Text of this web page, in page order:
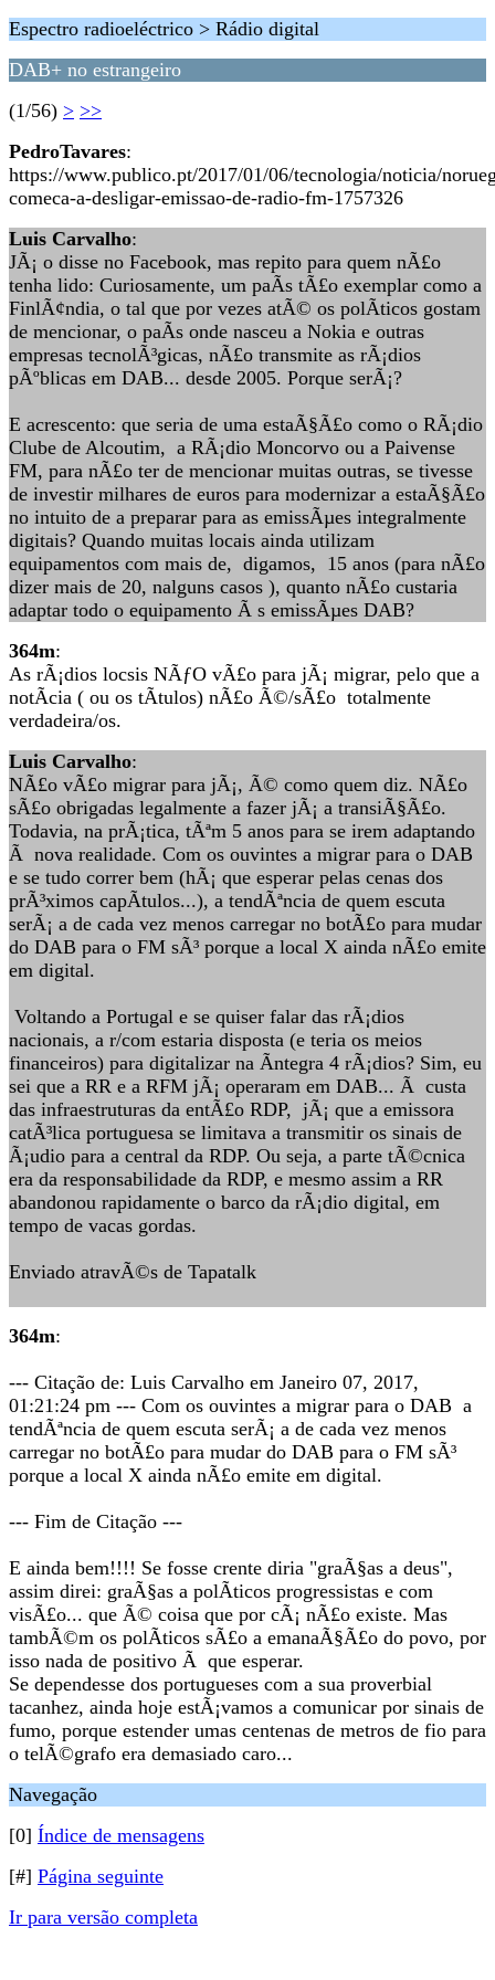
Espectro radioeléctrico > Rádio digital
DAB+ no estrangeiro
(1/56) > >>
PedroTavares:
https://www.publico.pt/2017/01/06/tecnologia/noticia/
comeca-a-desligar-emissao-de-radio-fm-1757326
Luis Carvalho:
JÃ¡ o disse no Facebook, mas repito para quem nÃ£o
tenha lido: Curiosamente, um paÃ­s tÃ£o exemplar como a
FinlÃ¢ndia, o tal que por vezes atÃ© os polÃ­ticos gostam
de mencionar, o paÃ­s onde nasceu a Nokia e outras
empresas tecnolÃ³gicas, nÃ£o transmite as rÃ¡dios
pÃºblicas em DAB... desde 2005. Porque serÃ¡?
E acrescento: que seria de uma estaÃ§Ã£o como o RÃ¡dio
Clube de Alcoutim, a RÃ¡dio Moncorvo ou a Paivense
FM, para nÃ£o ter de mencionar muitas outras, se tivesse
de investir milhares de euros para modernizar a estaÃ§Ã£o
no intuito de a preparar para as emissÃµes integralmente
digitais? Quando muitas locais ainda utilizam
equipamentos com mais de, digamos, 15 anos (para nÃ£o
dizer mais de 20, nalguns casos ), quanto nÃ£o custaria
adaptar todo o equipamento Ã s emissÃµes DAB?
364m:
As rÃ¡dios locsis NÃƒO vÃ£o para jÃ¡ migrar, pelo que a
notÃ­cia ( ou os tÃ­tulos) nÃ£o Ã©/sÃ£o totalmente
verdadeira/os.
Luis Carvalho:
NÃ£o vÃ£o migrar para jÃ¡, Ã© como quem diz. NÃ£o
sÃ£o obrigadas legalmente a fazer jÃ¡ a transiÃ§Ã£o.
Todavia, na prÃ¡tica, tÃªm 5 anos para se irem adaptando
Ã nova realidade. Com os ouvintes a migrar para o DAB
e se tudo correr bem (hÃ¡ que esperar pelas cenas dos
prÃ³ximos capÃ­tulos...), a tendÃªncia de quem escuta
serÃ¡ a de cada vez menos carregar no botÃ£o para mudar
do DAB para o FM sÃ³ porque a local X ainda nÃ£o emite
em digital.
Voltando a Portugal e se quiser falar das rÃ¡dios
nacionais, a r/com estaria disposta (e teria os meios
financeiros) para digitalizar na Ã­ntegra 4 rÃ¡dios? Sim, eu
sei que a RR e a RFM jÃ¡ operaram em DAB... Ã custa
das infraestruturas da entÃ£o RDP, jÃ¡ que a emissora
catÃ³lica portuguesa se limitava a transmitir os sinais de
Ã¡udio para a central da RDP. Ou seja, a parte tÃ©cnica
era da responsabilidade da RDP, e mesmo assim a RR
abandonou rapidamente o barco da rÃ¡dio digital, em
tempo de vacas gordas.
Enviado atravÃ©s de Tapatalk
364m:
--- Citação de: Luis Carvalho em Janeiro 07, 2017,
01:21:24 pm --- Com os ouvintes a migrar para o DAB a
tendÃªncia de quem escuta serÃ¡ a de cada vez menos
carregar no botÃ£o para mudar do DAB para o FM sÃ³
porque a local X ainda nÃ£o emite em digital.
--- Fim de Citação ---
E ainda bem!!!! Se fosse crente diria "graÃ§as a deus",
assim direi: graÃ§as a polÃ­ticos progressistas e com
visÃ£o... que Ã© coisa que por cÃ¡ nÃ£o existe. Mas
tambÃ©m os polÃ­ticos sÃ£o a emanaÃ§Ã£o do povo, por
isso nada de positivo Ã que esperar.
Se dependesse dos portugueses com a sua proverbial
tacanhez, ainda hoje estÃ¡vamos a comunicar por sinais de
fumo, porque estender umas centenas de metros de fio para
o telÃ©grafo era demasiado caro...
Navegação
[0] Índice de mensagens
[#] Página seguinte
Ir para versão completa